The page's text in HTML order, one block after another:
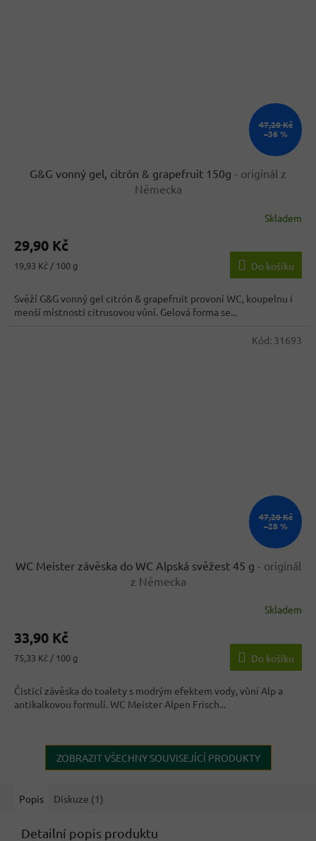
47,20 Kč
–36 %
G&G vonný gel, citrón & grapefruit 150g - originál z
Německa
produktu
4,0
5
hvězdiček.
Skladem
29,90 Kč
Měrná
19,93 Kč / 100 g Do košíku
Svěží G&G vonný gel citrón & grapefruit provoní WC, koupelnu i
menší místnosti citrusovou vůní. Gelová forma se...
47,20 Kč
–28 %
WC Meister závěska do WC Alpská svěžest 45 g - originál
z Německa
Skladem
33,90 Kč
Měrná
75,33 Kč / 100 g Do košíku
Čisticí závěska do toalety s modrým efektem vody, vůní Alp a
antikalkovou formulí. WC Meister Alpen Frisch...
Kód: 31693
ZOBRAZIT VŠECHNY SOUVISEJÍCÍ PRODUKTY
Popis Diskuze (1)
Detailní popis produktu